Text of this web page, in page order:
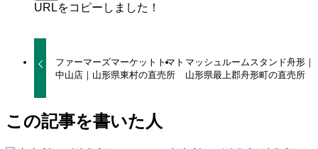
URLをコピーしました！
ファーマーズマーケットトマト
中山店｜山形県東村の直売所
マッシュルームスタンド舟形｜
山形県最上郡舟形町の直売所
この記事を書いた人